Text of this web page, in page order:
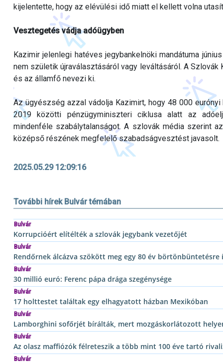
kijelentette, hogy az elévülési idő miatt el kellett volna
Vesztegetés vádja adóügyben
Kazimir jelenlegi hatéves jegybankelnöki mandátuma
nem születik újraválasztásáról vagy leváltásáról. A Szlovák
és az államfő nevezi ki.
Az ügyészség azzal vádolja Kazimirt, hogy 48 000
2019 közötti pénzügyminiszteri ciklusa alatt az
mindenféle szabálytalanságot. A szlovák média szerint
középső részének megfelelő szabadságvesztést javasolt.
2025.05.29 12:09:16
További hírek Bulvár témában
Bulvár
Korrupcióért elítélték a szlovák jegybank vezetőjét
Bulvár
Rendőrnek álcázva szökött meg egy 80 év
Bulvár
30 millió euró: Ferenc pápa drága szegénysége
Bulvár
17 holttestet találtak egy elhagyatott házban Mexikóban
Bulvár
Lamborghini sofőrjét bírálták, mert mozgáskorlátozott
Bulvár
Az olasz maffiózók félreteszik a több mint 100 éve tartó
Bulvár